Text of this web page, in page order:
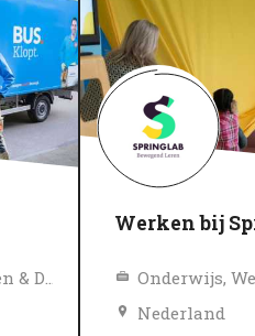
Consumentengoederen & Detailhandel
Werken bij
Nederland